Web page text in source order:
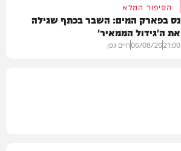
הסיפור המלא
נס בפארק המים: השבר בכתף שגילה
את ה'גידול הממאיר'
21:00
06/08/26חיים גפן